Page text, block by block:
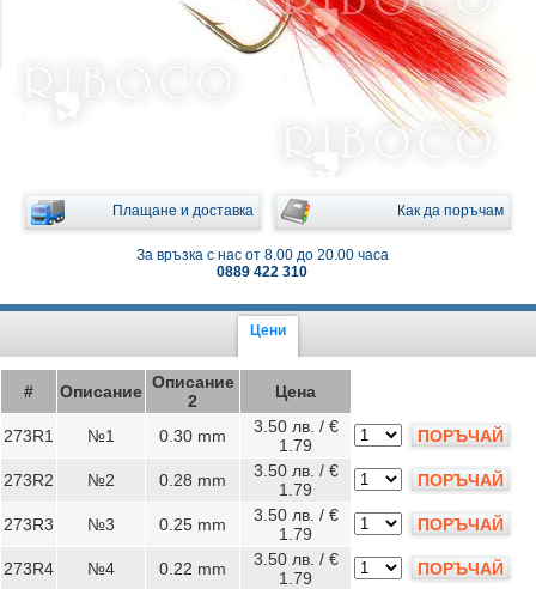
Плащане и доставка Как да поръчам
За връзка с нас от 8.00 до 20.00 часа
0889 422 310
Цени
# Описание Описание
2
Цена
273R1 №1 0.30 mm
3.50 лв. / €
1.79
ПОРЪЧАЙ
273R2 №2 0.28 mm
3.50 лв. / €
1.79
ПОРЪЧАЙ
273R3 №3 0.25 mm
3.50 лв. / €
1.79
ПОРЪЧАЙ
273R4 №4 0.22 mm
3.50 лв. / €
1.79
ПОРЪЧАЙ